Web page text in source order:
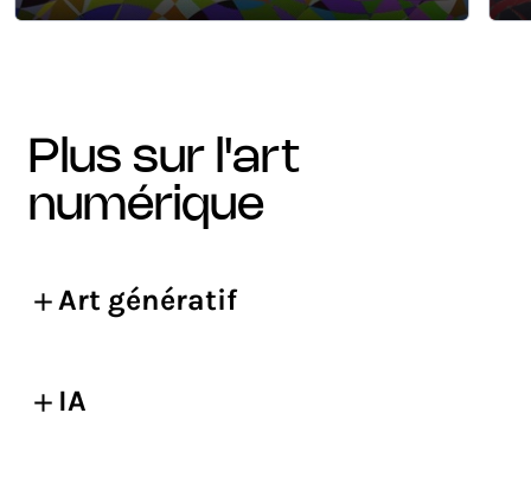
plus sur l'art
numérique
Art génératif
IA